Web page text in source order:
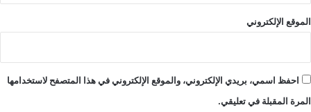
الموقع الإلكتروني
احفظ اسمي، بريدي الإلكتروني، والموقع الإلكتروني في هذا المتصفح لاستخدامها
المرة المقبلة في تعليقي.